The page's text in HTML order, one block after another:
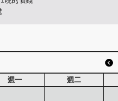
週一 週二